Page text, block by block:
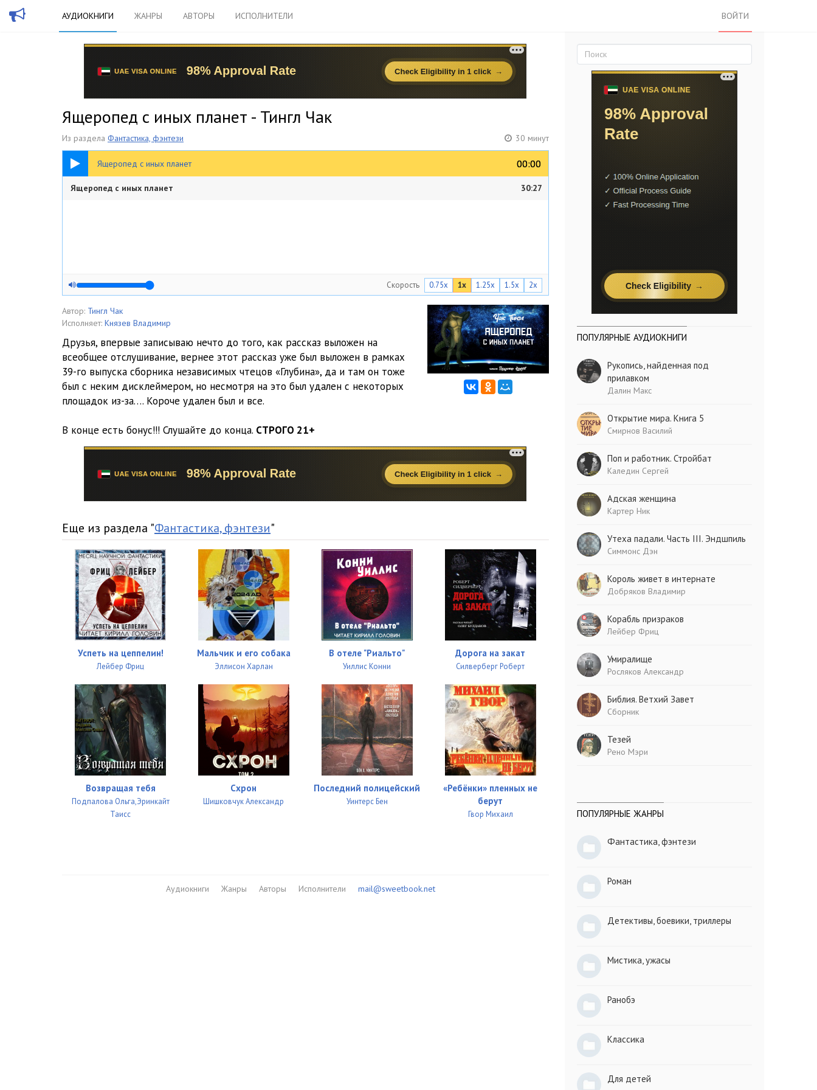
АУДИОКНИГИ ЖАНРЫ АВТОРЫ ИСПОЛНИТЕЛИ ВОЙТИ
Ящеропед с иных планет - Тингл Чак
Из раздела Фантастика, фэнтези 30 минут
Ящеропед с иных планет 00:00
00:00
30:27
Ящеропед с иных планет 30:27
Скорость 0.75x 1x 1.25x 1.5x 2x
Автор: Тингл Чак
Исполняет: Князев Владимир
Друзья, впервые записываю нечто до того, как рассказ выложен на
всеобщее отслушивание, вернее этот рассказ уже был выложен в рамках
39-го выпуска сборника независимых чтецов «Глубина», да и там он тоже
был с неким дисклеймером, но несмотря на это был удален с некоторых
площадок из-за…. Короче удален был и все.
В конце есть бонус!!! Слушайте до конца. СТРОГО 21+
Еще из раздела "Фантастика, фэнтези"
Успеть на цеппелин!
Лейбер Фриц
Мальчик и его собака
Эллисон Харлан
В отеле "Риальто"
Уиллис Конни
Дорога на закат
Силверберг Роберт
Возвращая тебя
Подпалова Ольга,Эринкайт
Таисс
Схрон
Шишковчук Александр
Последний полицейский
Уинтерс Бен
«Ребёнки» пленных не
берут
Гвор Михаил
Аудиокниги Жанры Авторы Исполнители mail@sweetbook.net
ПОПУЛЯРНЫЕ АУДИОКНИГИ
Рукопись, найденная под
прилавком
Далин Макс
Открытие мира. Книга 5
Смирнов Василий
Поп и работник. Стройбат
Каледин Сергей
Адская женщина
Картер Ник
Утеха падали. Часть III. Эндшпиль
Симмонс Дэн
Король живет в интернате
Добряков Владимир
Корабль призраков
Лейбер Фриц
Умиралище
Росляков Александр
Библия. Ветхий Завет
Сборник
Тезей
Рено Мэри
ПОПУЛЯРНЫЕ ЖАНРЫ
Фантастика, фэнтези
Роман
Детективы, боевики, триллеры
Мистика, ужасы
Ранобэ
Классика
Для детей